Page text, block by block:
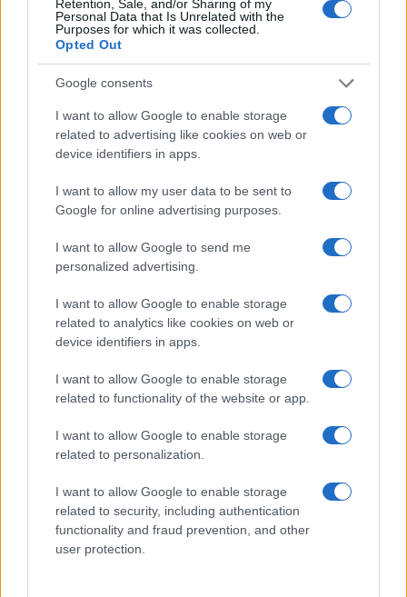
Retention, Sale, and/or Sharing of my
Personal Data that Is Unrelated with the
Purposes for which it was collected.
Opted Out
Google consents
I want to allow Google to enable storage
related to advertising like cookies on web or
device identifiers in apps.
I want to allow my user data to be sent to
Google for online advertising purposes.
I want to allow Google to send me
personalized advertising.
I want to allow Google to enable storage
related to analytics like cookies on web or
device identifiers in apps.
I want to allow Google to enable storage
related to functionality of the website or app.
I want to allow Google to enable storage
related to personalization.
I want to allow Google to enable storage
related to security, including authentication
functionality and fraud prevention, and other
user protection.
Martina Agostina Diturco
I nostri cari
I nostri cari
Giovannimaria Cabras
Invia un Comunicato Stampa